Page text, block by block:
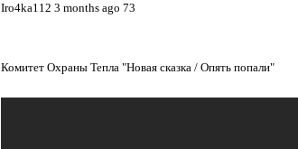
Iro4ka112 3 months ago 73
Комитет Охраны Тепла "Новая сказка / Опять попали"